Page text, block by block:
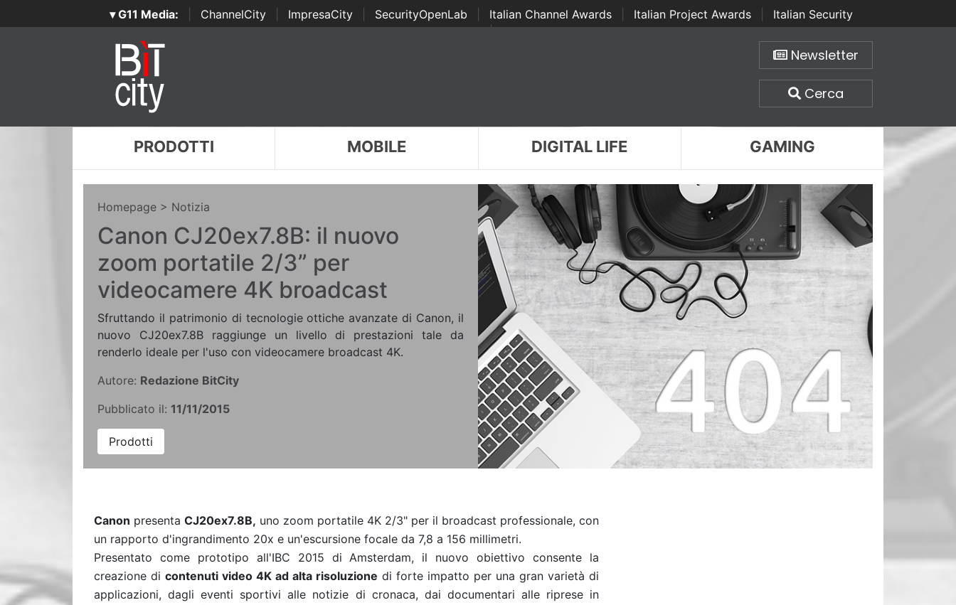
▾ G11 Media: ChannelCity ImpresaCity SecurityOpenLab Italian Channel Awards Italian Project Awards
Italian Security
Awards | ...
Newsletter
Cerca
PRODOTTI MOBILE DIGITAL LIFE GAMING
Homepage > Notizia
Canon CJ20ex7.8B: il nuovo
zoom portatile 2/3” per
videocamere 4K broadcast
Sfruttando il patrimonio di tecnologie ottiche avanzate di Canon, il
nuovo CJ20ex7.8B raggiunge un livello di prestazioni tale da
renderlo ideale per l'uso con videocamere broadcast 4K.
Autore: Redazione BitCity
Pubblicato il: 11/11/2015
Prodotti
Canon presenta CJ20ex7.8B, uno zoom portatile 4K 2/3" per il broadcast professionale, con
un rapporto d'ingrandimento 20x e un'escursione focale da 7,8 a 156 millimetri.
Presentato come prototipo all'IBC 2015 di Amsterdam, il nuovo obiettivo consente la
creazione di contenuti video 4K ad alta risoluzione di forte impatto per una gran varietà di
applicazioni, dagli eventi sportivi alle notizie di cronaca, dai documentari alle riprese in